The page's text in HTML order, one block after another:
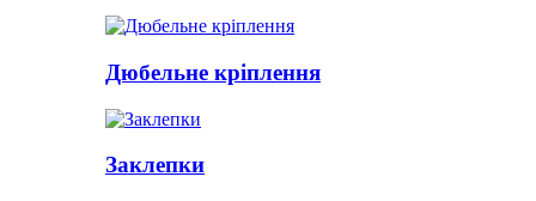
Дюбельне кріплення
Заклепки